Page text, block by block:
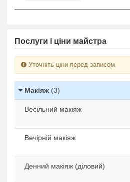
Послуги і ціни майстра
Уточніть ціни перед записом
Макіяж (3)
Весільний макіяж
Вечірній макіяж
Денний макіяж (діловий)